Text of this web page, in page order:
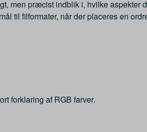
men præcist indblik i, hvilke aspekter
til filformater, når der placeres en
forklaring af RGB farver.